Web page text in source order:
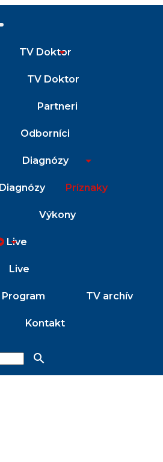
TV Doktor
TV Doktor
Partneri
Odborníci
Diagnózy
Diagnózy Príznaky
Výkony
Live
Live
Program TV archív
Kontakt
search